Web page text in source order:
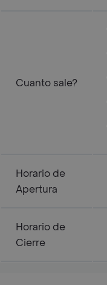
Cuanto sale?
Horario de
Apertura
Horario de
Cierre